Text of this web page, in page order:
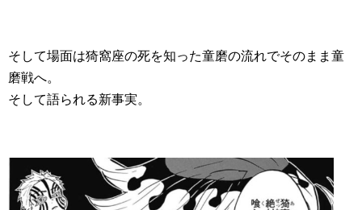
そして場面は猗窩座の死を知った童磨の流れでそのまま童
磨戦へ。
そして語られる新事実。